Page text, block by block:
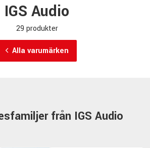
IGS Audio
29 produkter
Alla varumärken
från IGS Audio